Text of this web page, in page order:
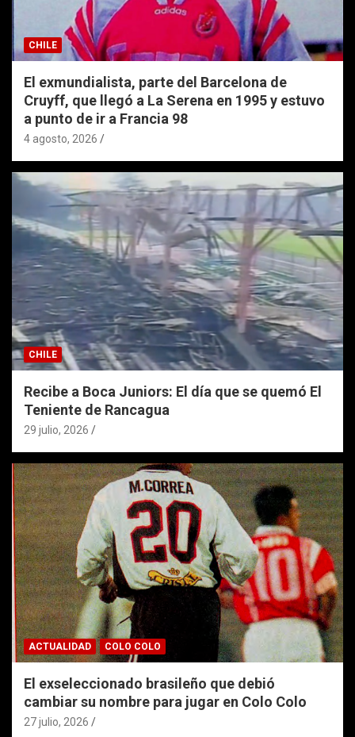
CHILE
El exmundialista, parte del Barcelona de
Cruyff, que llegó a La Serena en 1995 y estuvo
a punto de ir a Francia 98
4 agosto, 2026
CHILE
Recibe a Boca Juniors: El día que se quemó El
Teniente de Rancagua
29 julio, 2026
ACTUALIDAD COLO COLO
El exseleccionado brasileño que debió
cambiar su nombre para jugar en Colo Colo
27 julio, 2026